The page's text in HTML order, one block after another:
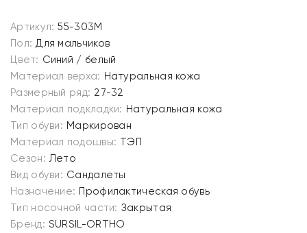
Артикул: 55-303M
Пол: Для мальчиков
Цвет: Синий / белый
Материал верха: Натуральная кожа
Размерный ряд: 27-32
Материал подкладки: Натуральная кожа
Тип обуви: Маркирован
Материал подошвы: ТЭП
Сезон: Лето
Вид обуви: Сандалеты
Назначение: Профилактическая обувь
Тип носочной части: Закрытая
Бренд: SURSIL-ORTHO